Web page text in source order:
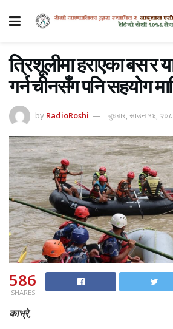
त्रिशूलीमा हराएका बस र
गर्न चीनसँग पनि सहयोग
by RadioRoshi बुधबार, साउन १६,
586
SHARES
काभ्रे,